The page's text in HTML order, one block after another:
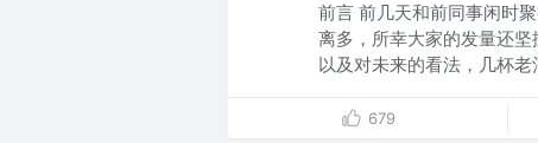
前言 前几天和前同事闲时
离多，所幸大家的发量还
以及对未来的看法，几杯老
679